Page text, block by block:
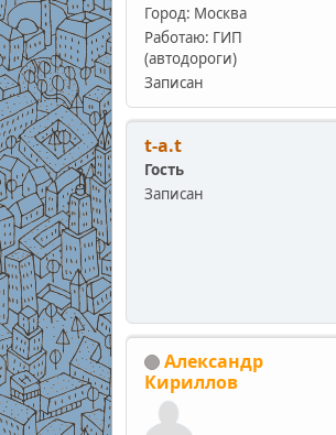
Город: Москва
Работаю: ГИП
(автодороги)
Записан
t-a.t
Гость
Записан
Александр
Кириллов